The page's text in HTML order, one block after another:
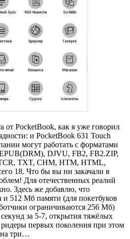
от PocketBook, как я уже говорил
и PocketBook 631 Touch
могут работать с форматами
DJVU, FB2, FB2.ZIP,
TXT, CHM, HTM, HTML,
18. Что бы вы ни закачали в
Для отечественных реалий
Здесь же добавлю, что
и 512 Мб памяти (для покетбуков
ограничиваются 256 Мб)
за 5-7, открытия тяжёлых
первых поколения при этом
на три…